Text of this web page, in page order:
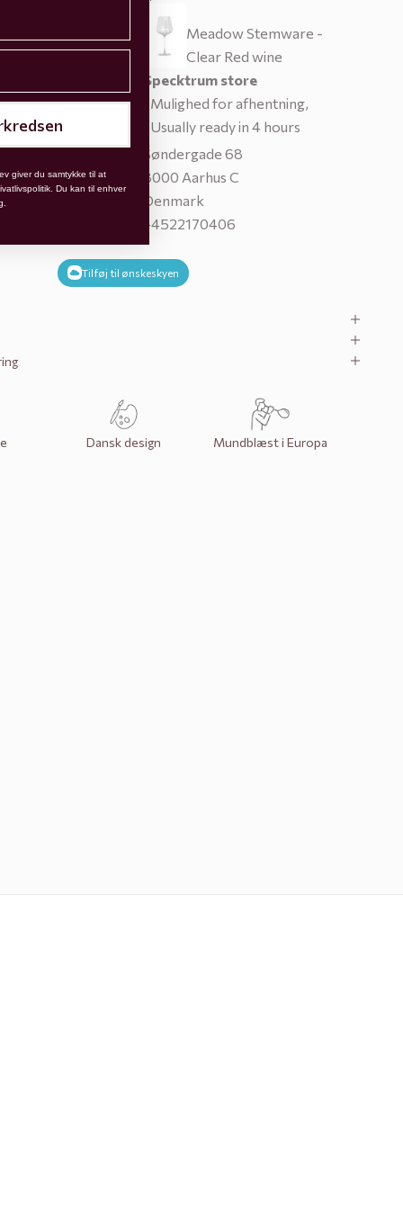
Meadow Stemware -
Clear Red wine
Specktrum store
Mulighed for afhentning,
Usually ready in 4 hours
Søndergade 68
8000 Aarhus C
Denmark
+4522170406
Tilføj til ønskeskyen
Dansk design Mundblæst i Europa
giver du samtykke til at
Du kan til enhver